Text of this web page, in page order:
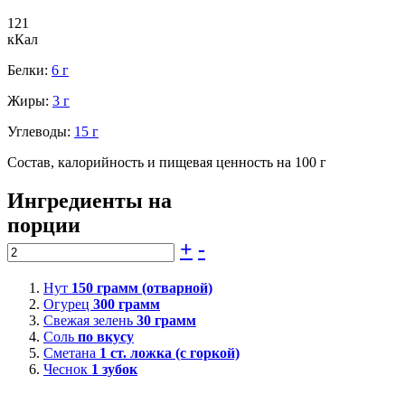
121
кКал
Белки: 6 г
Жиры: 3 г
Углеводы: 15 г
Состав, калорийность и пищевая ценность на 100 г
Ингредиенты на
порции
+ -
Нут 150 грамм (отварной)
Огурец 300 грамм
Свежая зелень 30 грамм
Соль по вкусу
Сметана 1 ст. ложка (с горкой)
Чеснок 1 зубок